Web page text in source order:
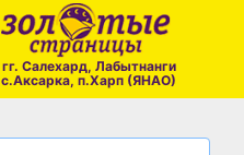
гг. Салехард, Лабытнанги
с.Аксарка, п.Харп (ЯНАО)